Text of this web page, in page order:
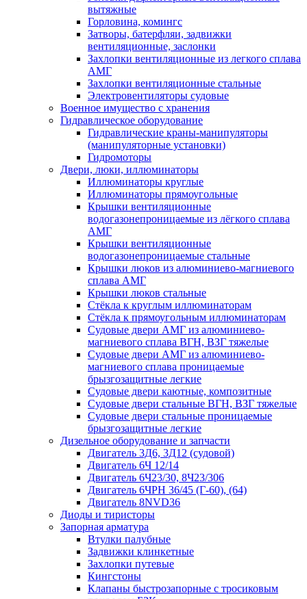
вытяжные
Горловина, комингс
Затворы, батерфляи, задвижки
вентиляционные, заслонки
Захлопки вентиляционные из легкого сплава
АМГ
Захлопки вентиляционные стальные
Электровентиляторы судовые
Военное имущество с хранения
Гидравлическое оборудование
Гидравлические краны-манипуляторы
(манипуляторные установки)
Гидромоторы
Двери, люки, иллюминаторы
Иллюминаторы круглые
Иллюминаторы прямоугольные
Крышки вентиляционные
водогазонепроницаемые из лёгкого сплава
АМГ
Крышки вентиляционные
водогазонепроницаемые стальные
Крышки люков из алюминиево-магниевого
сплава АМГ
Крышки люков стальные
Стёкла к круглым иллюминаторам
Стёкла к прямоугольным иллюминаторам
Судовые двери АМГ из алюминиево-
магниевого сплава ВГН, ВЗГ тяжелые
Судовые двери АМГ из алюминиево-
магниевого сплава проницаемые
брызгозащитные легкие
Судовые двери каютные, композитные
Судовые двери стальные ВГН, ВЗГ тяжелые
Судовые двери стальные проницаемые
брызгозащитные легкие
Дизельное оборудование и запчасти
Двигатель 3Д6, 3Д12 (судовой)
Двигатель 6Ч 12/14
Двигатель 6Ч23/30, 8Ч23/306
Двигатель 6ЧРН 36/45 (Г-60), (64)
Двигатель 8NVD36
Диоды и тиристоры
Запорная арматура
Втулки палубные
Задвижки клинкетные
Захлопки путевые
Кингстоны
Клапаны быстрозапорные с тросиковым